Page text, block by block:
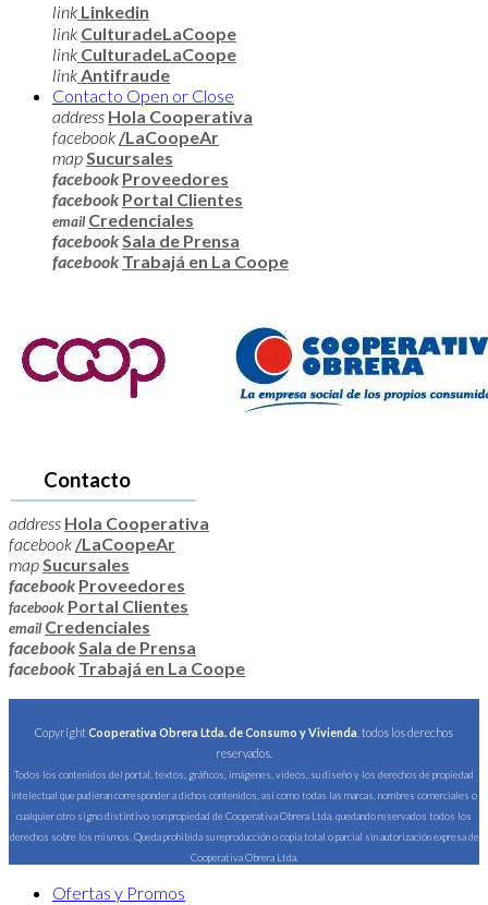
link Linkedin
link CulturadeLaCoope
link CulturadeLaCoope
linkAntifraude
Contacto Open or Close
address Hola Cooperativa
facebook /LaCoopeAr
mapSucursales
facebook Proveedores
facebook Portal Clientes
email Credenciales
facebookSala de Prensa
facebook Trabajá en La Coope
Contacto
address Hola Cooperativa
facebook /LaCoopeAr
mapSucursales
facebook Proveedores
facebook Portal Clientes
email Credenciales
facebookSala de Prensa
facebook Trabajá en La Coope
CopyrightCooperativa Obrera Ltda. de Consumo y Vivienda . todos los derechos
reservados.
Todos los contenidos del portal, textos, gráficos, imágenes, videos, su diseño y los derechos de propiedad
intelectual que pudieran corresponder a dichos contenidos, así como todas las marcas, nombres comerciales o
cualquier otro signo distintivo son propiedad de Cooperativa Obrera Ltda, quedando reservados todos los
derechos sobre los mismos. Queda prohibida su reproducción o copia total o parcial sin autorización expresa de
Cooperativa Obrera Ltda.
Ofertas y Promos